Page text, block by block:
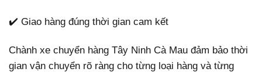
✔️ Giao hàng đúng thời gian cam kết
Chành xe chuyển hàng Tây Ninh Cà Mau đảm bảo thời
gian vận chuyển rõ ràng cho từng loại hàng và từng